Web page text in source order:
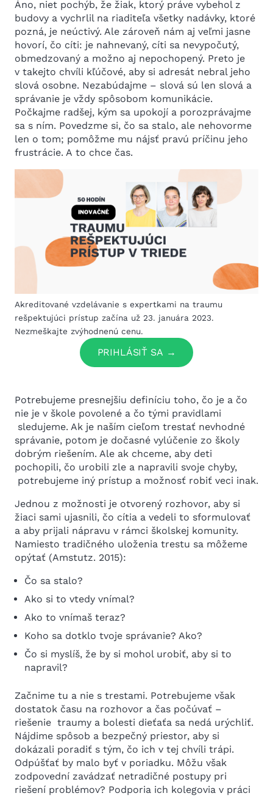
Áno, niet pochýb, že žiak, ktorý práve vybehol z
budovy a vychrlil na riaditeľa všetky nadávky, ktoré
pozná, je neúctivý. Ale zároveň nám aj veľmi jasne
hovorí, čo cíti: je nahnevaný, cíti sa nevypočutý,
obmedzovaný a možno aj nepochopený. Preto je
v takejto chvíli kľúčové, aby si adresát nebral jeho
slová osobne. Nezabúdajme – slová sú len slová a
správanie je vždy spôsobom komunikácie.
Počkajme radšej, kým sa upokojí a porozprávajme
sa s ním. Povedzme si, čo sa stalo, ale nehovorme
len o tom; pomôžme mu nájsť pravú príčinu jeho
frustrácie. A to chce čas.
Akreditované vzdelávanie s expertkami na traumu
rešpektujúci prístup začína už 23. januára 2023.
Nezmeškajte zvýhodnenú cenu.
PRIHLÁSIŤ SA
Potrebujeme presnejšiu definíciu toho, čo je a čo
nie je v škole povolené a čo tými pravidlami
sledujeme. Ak je naším cieľom trestať nevhodné
správanie, potom je dočasné vylúčenie zo školy
dobrým riešením. Ale ak chceme, aby deti
pochopili, čo urobili zle a napravili svoje chyby,
potrebujeme iný prístup a možnosť robiť veci inak.
Jednou z možnosti je otvorený rozhovor, aby si
žiaci sami ujasnili, čo cítia a vedeli to sformulovať
a aby prijali nápravu v rámci školskej komunity.
Namiesto tradičného uloženia trestu sa môžeme
opýtať (Amstutz. 2015):
Čo sa stalo?
Ako si to vtedy vnímal?
Ako to vnímaš teraz?
Koho sa dotklo tvoje správanie? Ako?
Čo si myslíš, že by si mohol urobiť, aby si to
napravil?
Začnime tu a nie s trestami. Potrebujeme však
dostatok času na rozhovor a čas počúvať –
riešenie traumy a bolesti dieťaťa sa nedá urýchliť.
Nájdime spôsob a bezpečný priestor, aby si
dokázali poradiť s tým, čo ich v tej chvíli trápi.
Odpúšťať by malo byť v poriadku. Môžu však
zodpovední zavádzať netradičné postupy pri
riešení problémov? Podporia ich kolegovia v práci